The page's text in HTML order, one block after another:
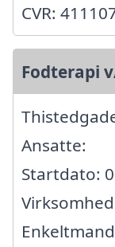
CVR:
Fodterapi
Ansatte:
Startdato: